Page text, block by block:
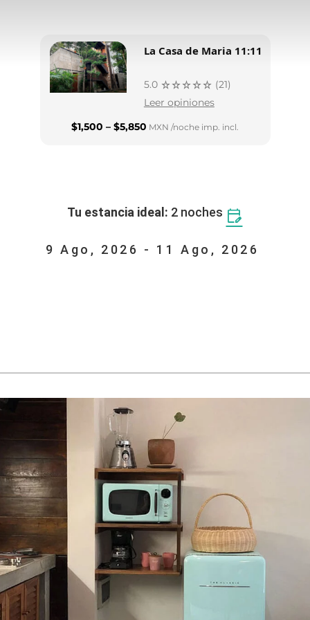
La Casa de Maria 11:11
5.0 star_ratestar_ratestar_ratestar_ratestar_rate (21)
Leer opiniones
$1,500 – $5,850 MXN /noche imp. incl.
Tu estancia ideal: 2 noches edit_calendar
9 Ago, 2026 - 11 Ago, 2026